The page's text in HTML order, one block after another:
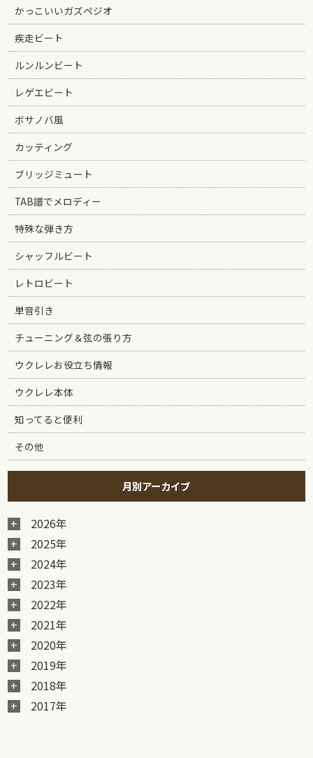
かっこいいガズペジオ
疾走ビート
ルンルンビート
レゲエビート
ボサノバ風
カッティング
ブリッジミュート
TAB譜でメロディー
特殊な弾き方
シャッフルビート
レトロビート
単音引き
チューニング＆弦の張り方
ウクレレお役立ち情報
ウクレレ本体
知ってると便利
その他
月別アーカイブ
2026年
2025年
2024年
2023年
2022年
2021年
2020年
2019年
2018年
2017年